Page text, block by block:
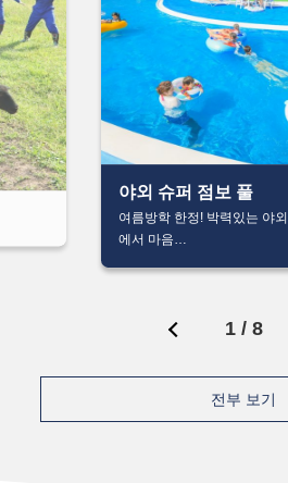
야외 슈퍼 점보 풀
여름방학 한정! 박력있는 야
에서 마음…
1/ 8
전부 보기